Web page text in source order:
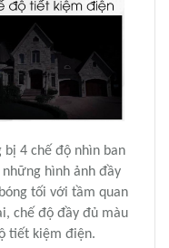
bị 4 chế độ nhìn ban
hình ảnh đầy
tối với tầm quan
chế độ đầy đủ màu
tiết kiệm điện.